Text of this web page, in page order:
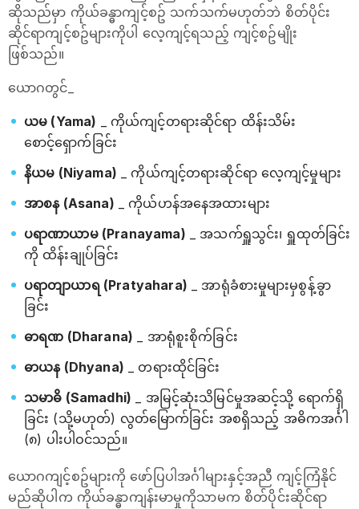
ဆိုသည်မှာ ကိုယ်ခန္ဓာကျင့်စဥ် သက်သက်မဟုတ်ဘဲ စိတ်ပိုင်း
ဆိုင်ရာကျင့်စဥ်များကိုပါ လေ့ကျင့်ရသည့် ကျင့်စဥ်မျိုး
ဖြစ်သည်။
ယောဂတွင်_
ယမ (Yama) _ ကိုယ်ကျင့်တရားဆိုင်ရာ ထိန်းသိမ်း
စောင့်ရှောက်ခြင်း
နိယမ (Niyama) _ ကိုယ်ကျင့်တရားဆိုင်ရာ လေ့ကျင့်မှုများ
အာစန (Asana) _ ကိုယ်ဟန်အနေအထားများ
ပရာဏာယာမ (Pranayama) _ အသက်ရှူသွင်း၊ ရှူထုတ်ခြင်း
ကို ထိန်းချုပ်ခြင်း
ပရာတျာယာရ (Pratyahara) _ အာရုံခံစားမှုများမှစွန့်ခွာ
ခြင်း
ဓာရဏ (Dharana) _ အာရုံစူးစိုက်ခြင်း
ဓာယန (Dhyana) _ တရားထိုင်ခြင်း
သမာဓိ (Samadhi) _ အမြင့်ဆုံးသိမြင်မှုအဆင့်သို့ ရောက်ရှိ
ခြင်း (သို့မဟုတ်) လွတ်မြောက်ခြင်း အစရှိသည့် အဓိကအင်္ဂါ
(၈) ပါးပါဝင်သည်။
ယောဂကျင့်စဥ်များကို ဖော်ပြပါအင်္ဂါများနှင့်အညီ ကျင့်ကြံနိုင်
မည်ဆိုပါက ကိုယ်ခန္ဓာကျန်းမာမှုကိုသာမက စိတ်ပိုင်းဆိုင်ရာ